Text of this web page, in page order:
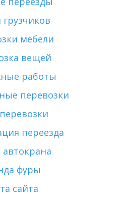
грузчиков
мебели
вещей
работы
перевозки
переезда
автокрана
фуры
сайта